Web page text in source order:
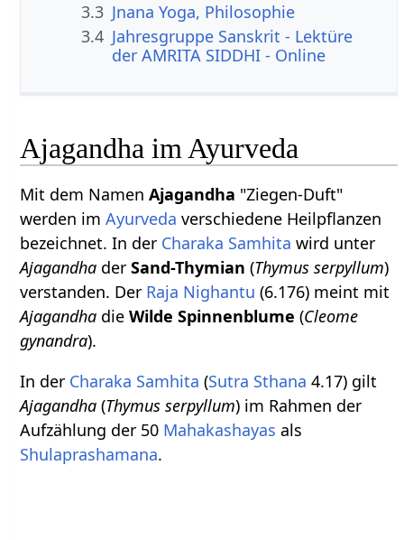
3.3 Jnana Yoga, Philosophie
3.4 Jahresgruppe Sanskrit - Lektüre
der AMRITA SIDDHI - Online
Ajagandha im Ayurveda
Mit dem NamenAjagandha "Ziegen-Duft"
werden imAyurveda verschiedene Heilpflanzen
bezeichnet. In der Charaka Samhita wird unter
Ajagandha derSand-Thymian (Thymus serpyllum)
verstanden. Der Raja Nighantu (6.176) meint mit
Ajagandha dieWilde Spinnenblume (Cleome
gynandra).
In der Charaka Samhita (Sutra Sthana 4.17) gilt
Ajagandha (Thymus serpyllum) im Rahmen der
Aufzählung der 50 Mahakashayas als
Shulaprashamana.